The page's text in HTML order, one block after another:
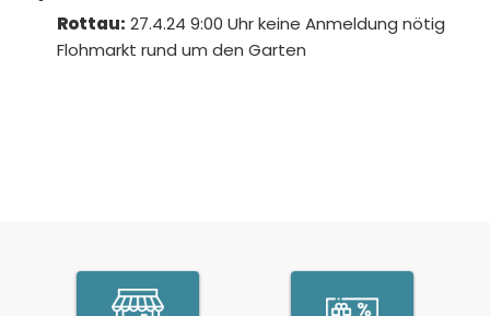
Rottau: 27.4.24 9:00 Uhr keine Anmeldung nötig
Flohmarkt rund um den Garten